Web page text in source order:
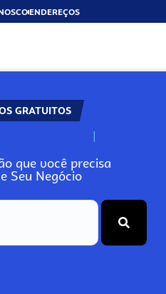
ENDEREÇOS
GRATUITOS
N
que você precisa
Seu Negócio